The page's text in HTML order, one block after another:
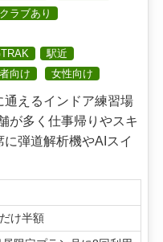
ラブあり
駅近
向け 女性向け
通えるインドア練習場
が多く仕事帰りやスキ
弾道解析機やAIスイ
け半額